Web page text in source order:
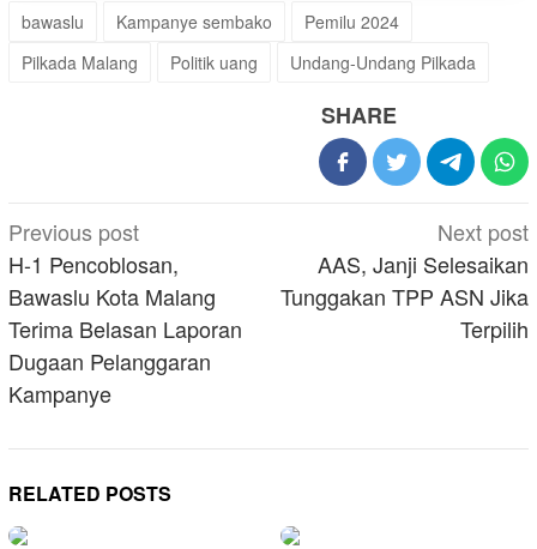
bawaslu Kampanye sembako
Pemilu 2024
Pilkada Malang
Politik uang Undang-Undang Pilkada
SHARE
Post
navigation
Previous post
H-1 Pencoblosan,
Bawaslu Kota Malang
Terima Belasan Laporan
Dugaan Pelanggaran
Kampanye
Next post
AAS, Janji Selesaikan
Tunggakan TPP ASN Jika
Terpilih
RELATED POSTS